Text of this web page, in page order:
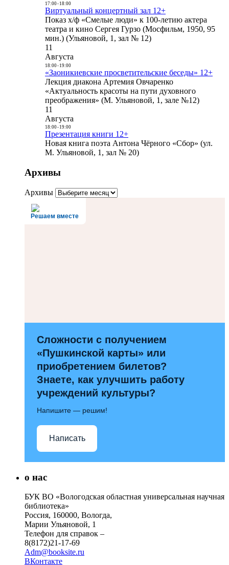
17:00- 18:00
Виртуальный концертный зал 12+
Показ х/ф «Смелые люди» к 100-летию актера
театра и кино Сергея Гурзо (Мосфильм, 1950, 95
мин.) (Ульяновой, 1, зал № 12)
11
Августа
18:00- 19:00
«Заоникиевские просветительские беседы» 12+
Лекция диакона Артемия Овчаренко
«Актуальность красоты на пути духовного
преображения» (М. Ульяновой, 1, зале №12)
11
Августа
18:00- 19:00
Презентация книги 12+
Новая книга поэта Антона Чёрного «Сбор» (ул.
М. Ульяновой, 1, зал № 20)
Архивы
Архивы
Решаем вместе
Сложности с получением
«Пушкинской карты» или
приобретением билетов?
Знаете, как улучшить работу
учреждений культуры?
Напишите — решим!
Написать
о нас
БУК ВО «Вологодская областная универсальная научная
библиотека»
Россия, 160000, Вологда,
Марии Ульяновой, 1
Телефон для справок –
8(8172)21-17-69
Adm@booksite.ru
ВКонтакте